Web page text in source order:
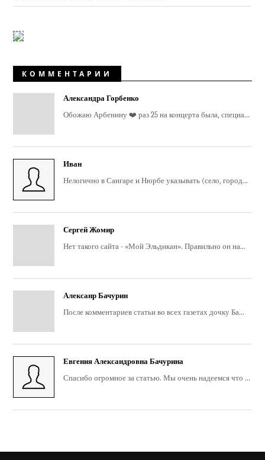
КОММЕНТАРИИ
Александра Горбенко
Обожаю Арбенину ❤️ раз 25 на концерта была, специа...
Иван
Нелогично в Сангаре и Нюрбе указывать (село, город...
Сергей Жомир
Нет такого сайта - «Мой Эльдикан». Правильно он на...
Алексанр Бачурин
После комментариев статьи во всех газетах дочку Ба...
Евгения Александровна Бачурина
Спасибо огромное за статью. Мы очень надеемся что ...